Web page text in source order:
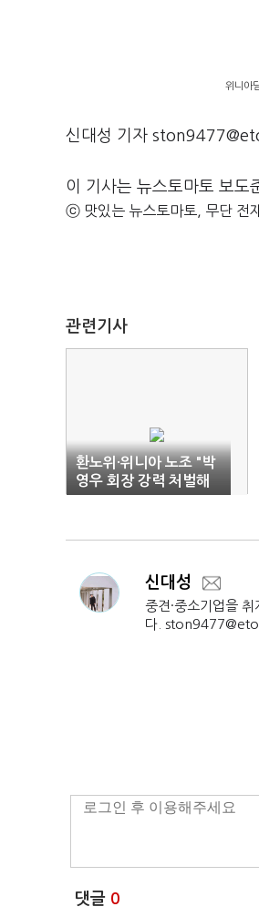
위니아
신대성 기자
이 기사는 뉴스토마토 보도
ⓒ 맛있는 뉴스토마토, 무단 전
관련기사
환노위·위니아 노조 "박
영우 회장 강력 처벌해
야"
신대성
중견·중소기업을
다.
댓글 0